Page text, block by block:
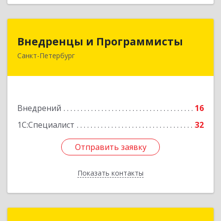
Внедренцы и Программисты
Санкт-Петербург
Внедрений
16
1С:Специалист
32
Отправить заявку
Показать контакты
194044, Санкт-Петербург г, Финляндский пр-кт,
Отправить заявку
Назад